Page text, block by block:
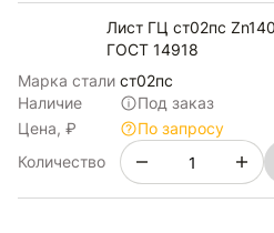
Лист ГЦ ст02пс
ГОСТ 14918
Марка стали ст02пс
Наличие
Под заказ
Цена, ₽
По запросу
Количество